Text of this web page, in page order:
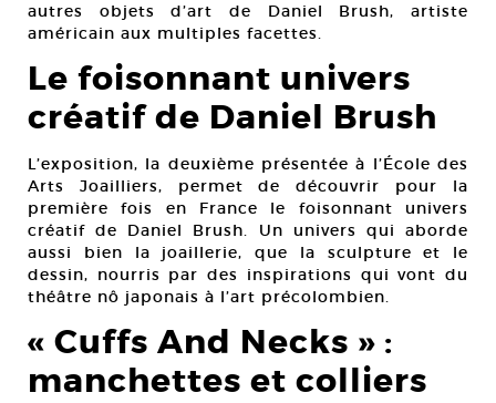
autres objets d’art de Daniel Brush, artiste
américain aux multiples facettes.
Le foisonnant univers
créatif de Daniel Brush
L’exposition, la deuxième présentée à l’École des
Arts Joailliers, permet de découvrir pour la
première fois en France le foisonnant univers
créatif de Daniel Brush. Un univers qui aborde
aussi bien la joaillerie, que la sculpture et le
dessin, nourris par des inspirations qui vont du
théâtre nô japonais à l’art précolombien.
« Cuffs And Necks » :
manchettes et colliers